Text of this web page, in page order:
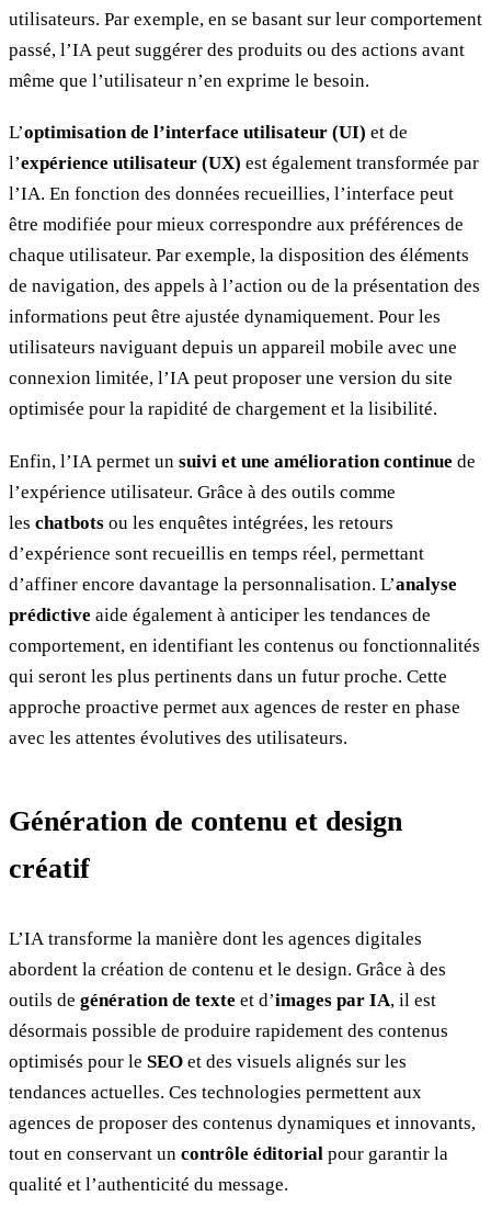
utilisateurs. Par exemple, en se basant sur leur comportement
passé, l’IA peut suggérer des produits ou des actions avant
même que l’utilisateur n’en exprime le besoin.
L’optimisation de l’interface utilisateur (UI) et de
l’expérience utilisateur (UX) est également transformée par
l’IA. En fonction des données recueillies, l’interface peut
être modifiée pour mieux correspondre aux préférences de
chaque utilisateur. Par exemple, la disposition des éléments
de navigation, des appels à l’action ou de la présentation des
informations peut être ajustée dynamiquement. Pour les
utilisateurs naviguant depuis un appareil mobile avec une
connexion limitée, l’IA peut proposer une version du site
optimisée pour la rapidité de chargement et la lisibilité.
Enfin, l’IA permet un suivi et une amélioration continue de
l’expérience utilisateur. Grâce à des outils comme
les chatbots ou les enquêtes intégrées, les retours
d’expérience sont recueillis en temps réel, permettant
d’affiner encore davantage la personnalisation. L’analyse
prédictive aide également à anticiper les tendances de
comportement, en identifiant les contenus ou fonctionnalités
qui seront les plus pertinents dans un futur proche. Cette
approche proactive permet aux agences de rester en phase
avec les attentes évolutives des utilisateurs.
Génération de contenu et design
créatif
L’IA transforme la manière dont les agences digitales
abordent la création de contenu et le design. Grâce à des
outils de génération de texte et d’images par IA, il est
désormais possible de produire rapidement des contenus
optimisés pour le SEO et des visuels alignés sur les
tendances actuelles. Ces technologies permettent aux
agences de proposer des contenus dynamiques et innovants,
tout en conservant un contrôle éditorial pour garantir la
qualité et l’authenticité du message.